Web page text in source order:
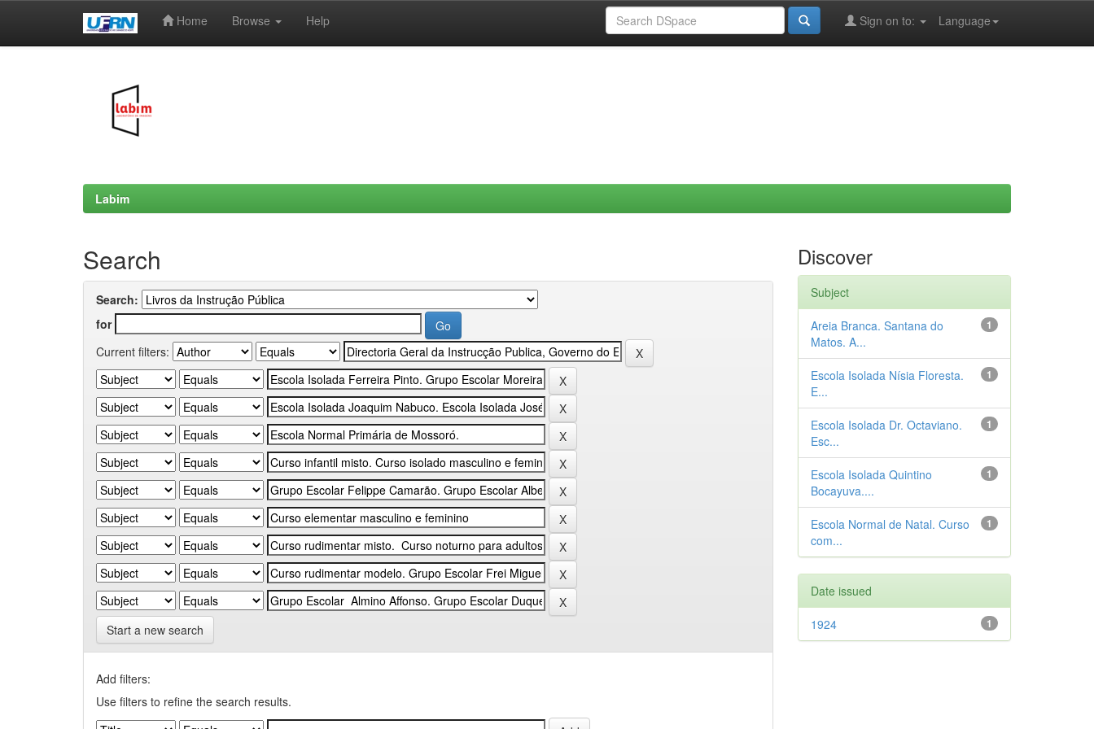
Home Browse Help Language
Sign on to:
Labim
Search
Search:
for
Current filters:
Start a new search
Add filters:
Use filters to refine the search results.
Discover
Subject
1
Areia Branca. Santana do
Matos. A...
1
Escola Isolada Nísia Floresta.
E...
1
Escola Isolada Dr. Octaviano.
Esc...
1
Escola Isolada Quintino
Bocayuva....
1
Escola Normal de Natal. Curso
com...
Date issued
1
1924